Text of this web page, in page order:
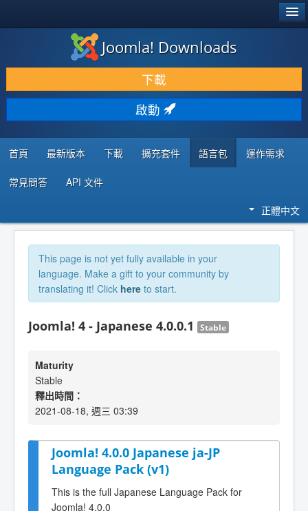
下載 & 擴充
發現 & 學習
社群 & 支援
程式者資源
Joomla! Downloads
下載
啟動
首頁 最新版本 下載 擴充套件 語言包 運作需求
常見問答 API 文件
正體中文
This page is not yet fully available in your
language. Make a gift to your community by
translating it! Click here to start.
Joomla! 4 - Japanese 4.0.0.1 Stable
Maturity
Stable
釋出時間：
2021-08-18, 週三 03:39
Joomla! 4.0.0 Japanese ja-JP
Language Pack (v1)
This is the full Japanese Language Pack for
Joomla! 4.0.0